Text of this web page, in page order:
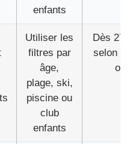
enfants
Utiliser les
filtres par
âge,
plage, ski,
piscine ou
club
enfants
Dès
selon